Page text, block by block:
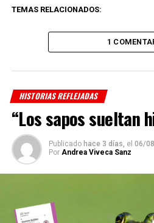
TEMAS RELACIONADOS:
1
HISTORIAS REFLEJADAS
“ Los sapos sueltan
Publicado hace 3 días, el 06/
Por Andrea Viveca Sanz